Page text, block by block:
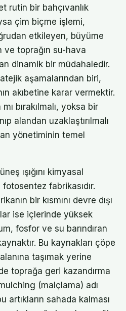
rutin bir bahçıvanlık
çim biçme işlemi,
etkileyen, büyüme
ve toprağın su-hava
dinamik bir müdahaledir.
aşamalarından biri,
akıbetine karar vermektir.
bırakılmalı, yoksa bir
alandan uzaklaştırılmalı
yönetiminin temel
ışığını kimyasal
fabrikasıdır.
bir kısmını devre dışı
ise içlerinde yüksek
fosfor ve su barındıran
Bu kaynakları çöpe
taşımak yerine
toprağa geri kazandırma
(malçlama) adı
artıkların sahada kalması